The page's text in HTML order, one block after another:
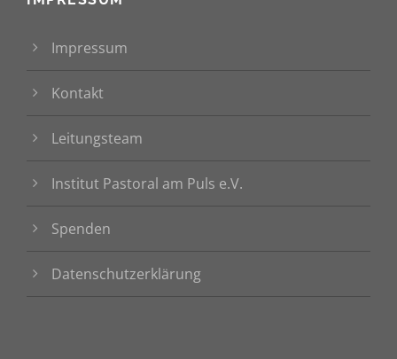
Impressum
Kontakt
Leitungsteam
Institut Pastoral am Puls e.V.
Spenden
Datenschutzerklärung